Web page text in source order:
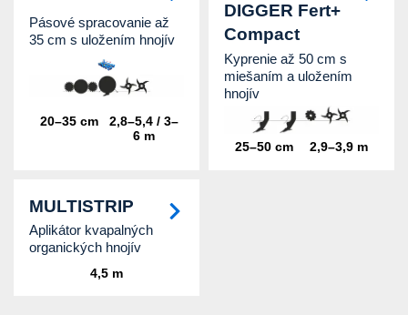
Pásové spracovanie až
35 cm s uložením hnojív
20–35 cm
2,8–5,4 / 3–
6 m
DIGGER Fert+
Compact
Kyprenie až 50 cm s
miešaním a uložením
hnojív
25–50 cm 2,9–3,9 m
MULTISTRIP
Aplikátor kvapalných
organických hnojív
4,5 m